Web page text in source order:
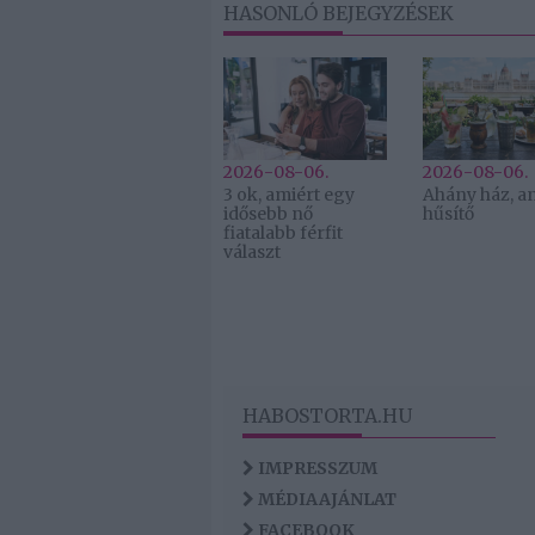
HASONLÓ BEJEGYZÉSEK
2026-08-06.
3 ok, amiért egy
idősebb nő
fiatalabb férfit
választ
2026-08-06.
Ahány ház,
hűsítő
HABOSTORTA.HU
IMPRESSZUM
MÉDIAAJÁNLAT
FACEBOOK